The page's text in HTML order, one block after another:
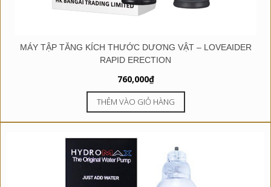
MÁY TẬP TĂNG KÍCH THƯỚC DƯƠNG VẬT – LOVEAIDER
RAPID ERECTION
760,000₫
THÊM VÀO GIỎ HÀNG